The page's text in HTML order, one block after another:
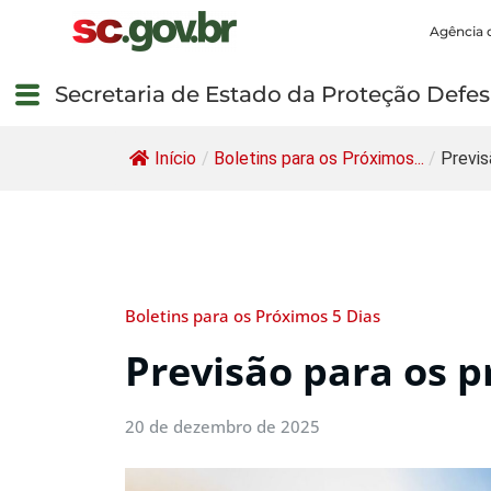
Agência
Secretaria de Estado da Proteção
Início / Boletins para os Próximos... /
Boletins para os Próximos 5 Dias
Previsão para os
20 de dezembro de 2025